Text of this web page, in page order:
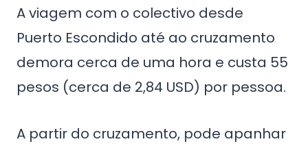
A viagem com o colectivo desde
Puerto Escondido até ao cruzamento
demora cerca de uma hora e custa 55
pesos (cerca de 2,84 USD) por pessoa.
A partir do cruzamento, pode apanhar